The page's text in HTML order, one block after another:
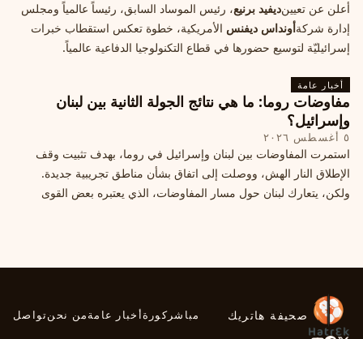
أعلن عن تعيينديفيد برنيع، رئيس الموساد السابق، رئيساً عالمياً ومجلس
إدارة شركةأونداس ديفنس الأمريكية، خطوة تعكس استقطاب خبرات
إسرائيليّة لتوسيع حضورها في قطاع التكنولوجيا الدفاعية عالمياً.
أخبار عامة
مفاوضات روما: ما هي نتائج الجولة الثانية بين لبنان
وإسرائيل؟
٥ أغسطس ٢٠٢٦
استمرت المفاوضات بين لبنان وإسرائيل في روما، بهدف تثبيت وقف
الإطلاق النار الهش، ووصلت إلى اتفاق بشأن مناطق تجريبية جديدة.
ولكن، يتعارك لبنان حول مسار المفاوضات، الذي يعتبره بعض القوى
صحيفة هاتريك مباشر كورةأخبار عامةمن نحنتواصل